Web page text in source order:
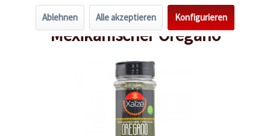
Übersicht Kräuter
Mexikanischer Oregano
Ablehnen Alle akzeptieren Konfigurieren